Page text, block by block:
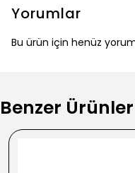
Yorumlar
Bu ürün için henüz
Benzer Ürünler